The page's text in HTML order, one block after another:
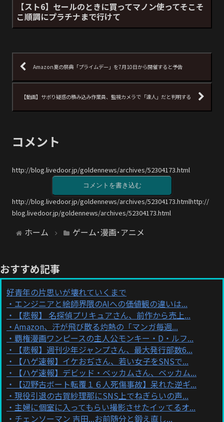
【スト6】セールのときに買ってマノン使ってそこそ
こ順調にプラチナまで行けて
Amazon夏の祭典「プライムデー」を7月10日から開催すると予告
【動画】サボり疑惑の積み込み作業員、監視カメラで「達人」だと判明する
コメント
http://blog.livedoor.jp/goldennews/archives/52304173.html
コメントを書き込む
http://blog.livedoor.jp/goldennews/archives/52304173.htmlhttp://
blog.livedoor.jp/goldennews/archives/52304173.html
ホーム ゲーム･漫画･アニメ
おすすめ記事
好青年の片思いが壊れていくまで
エンジニアと絵師界隈のAIへの価値観の違いは...
【悲報】 名探偵プリキュアさん、前作から売上...
Amazon、汗が飛び散る灼熱の「マンガ毎週...
覇権漫画ワンピースの主人公モンキー・D・ルフ...
【悲報】週刊少年ジャンプさん、最大発行部数6...
【ハゲ速報】イケおぢさん、若い女子をSNSで...
【ハゲ速報】デビッド・ベッカムさん、ベッカム...
【辺野古ボート転覆１６人死傷事故】呆れた逆ギ...
現役引退の古賀紗理那にSNS上でねぎらいの声...
主婦に個室に入ってもらい撮影させたイッてるオ...
チェンソーマン 吉田...お前随分と鍛え直し...